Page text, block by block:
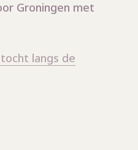
Groningen met
langs de